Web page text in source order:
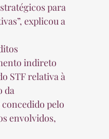
para
explicou a
indireto
STF relativa à
da
pelo
envolvidos,